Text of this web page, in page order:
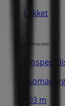
Lukket
103 m